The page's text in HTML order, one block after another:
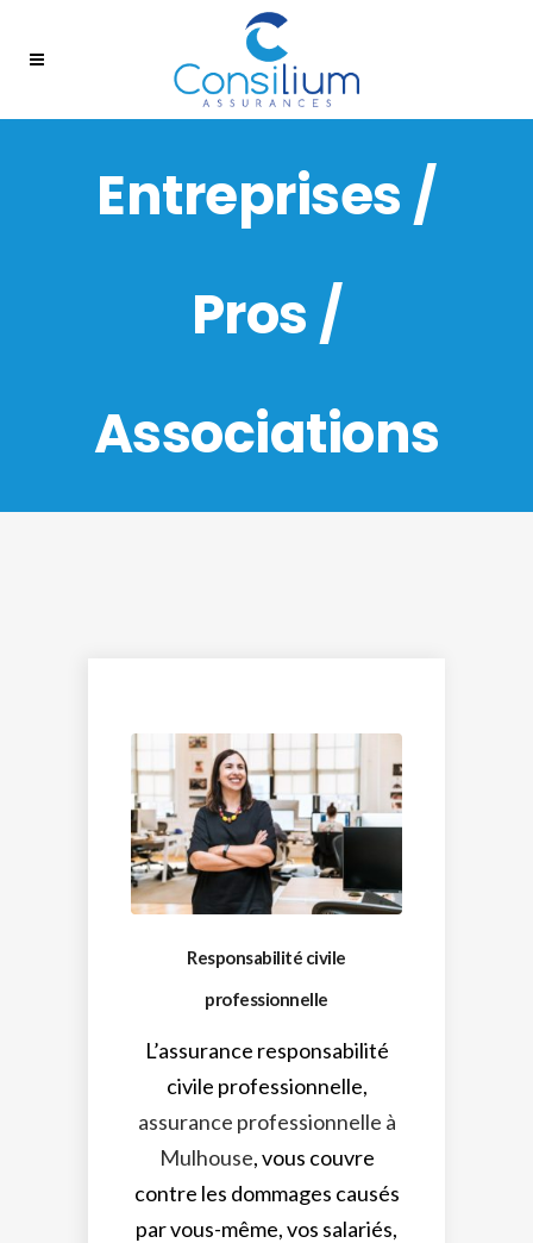
Entreprises /
Pros /
Associations
Responsabilité civile
professionnelle
L’assurance responsabilité
civile professionnelle,
assurance professionnelle à
Mulhouse, vous couvre
contre les dommages causés
par vous-même, vos salariés,